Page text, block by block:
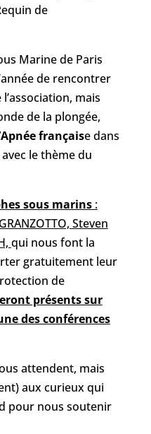
de
Marine de Paris
de rencontrer
l’association, mais
de la plongée,
française dans
le thème du
sous marins:
Steven
qui nous font la
gratuitement leur
de
présents sur
des conférences
attendent, mais
aux curieux qui
pour nous soutenir